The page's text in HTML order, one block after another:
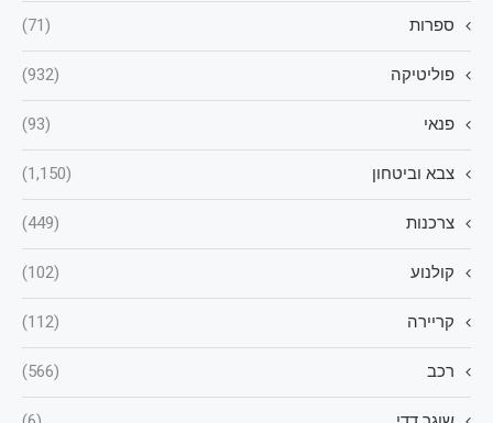
ספרות (71)
פוליטיקה (932)
פנאי (93)
צבא וביטחון (1,150)
צרכנות (449)
קולנוע (102)
קריירה (112)
רכב (566)